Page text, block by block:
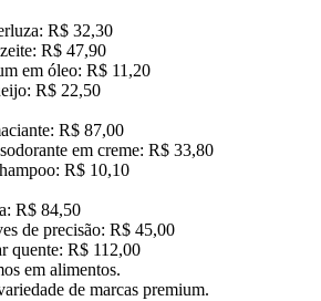
R$ 32,30
R$ 47,90
em óleo: R$ 11,20
R$ 22,50
R$ 87,00
em creme: R$ 33,80
R$ 10,10
R$ 84,50
de precisão: R$ 45,00
quente: R$ 112,00
em alimentos.
de marcas premium.